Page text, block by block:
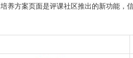
培养方案页面是评课社区推出的新功能，